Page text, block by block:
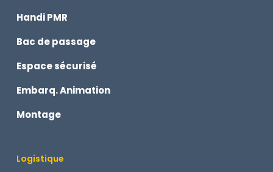
Handi PMR
Bac de passage
Espace sécurisé
Embarq. Animation
Montage
Logistique